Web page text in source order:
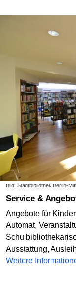
Bild: Stadtbibliothek Berlin-
Service &
Angebote für
Automat,
Ausstattung,
Weitere